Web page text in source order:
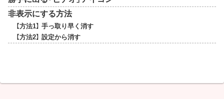
非表示にする方法
【方法1】 手っ取り早く消す
【方法2】 設定から消す